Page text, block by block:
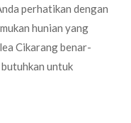
perhatikan dengan
hunian yang
Cikarang benar-
untuk